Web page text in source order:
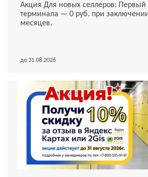
Акция Для новых селлеров:
терминала — 0 руб. при
месяцев.
до 31.08.2026